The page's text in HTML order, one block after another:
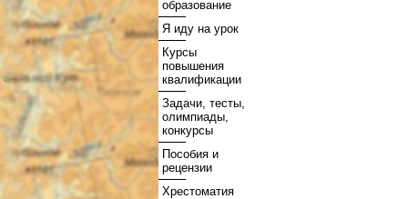
образование
Я иду на урок
Курсы
повышения
квалификации
Задачи, тесты,
олимпиады,
конкурсы
Пособия и
рецензии
Хрестоматия